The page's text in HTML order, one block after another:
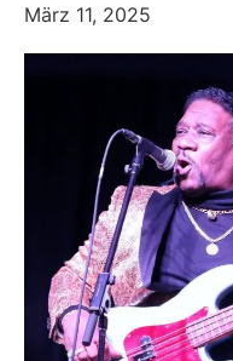
März 11, 2025